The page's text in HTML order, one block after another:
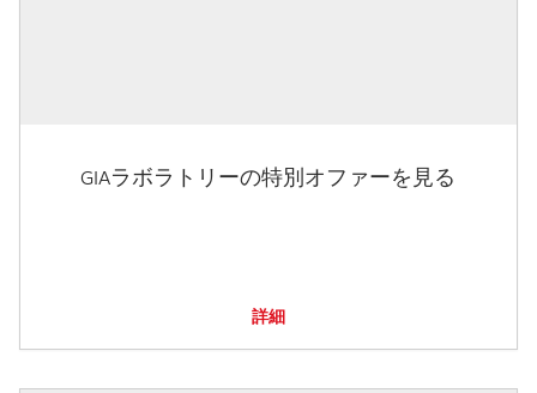
GIAラボラトリーの特別オファーを見る
詳細